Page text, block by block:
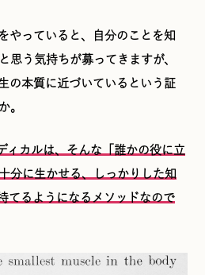
やっていると、自分のことを知
思う気持ちが募ってきますが、
の本質に近づいているという証
。
ィカルは、そんな「誰かの役に立
分に生かせる、しっかりした知
てるようになるメソッドなので